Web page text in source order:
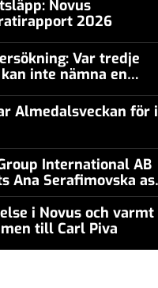
Novus
2026
Var tredje
inte nämna en
Almedalsveckan för i
International AB
Ana Serafimovska as
i Novus och varmt
till Carl Piva